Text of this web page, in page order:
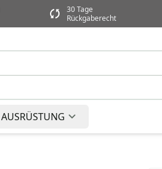
30 Tage
Rückgaberecht
AUSRÜSTUNG